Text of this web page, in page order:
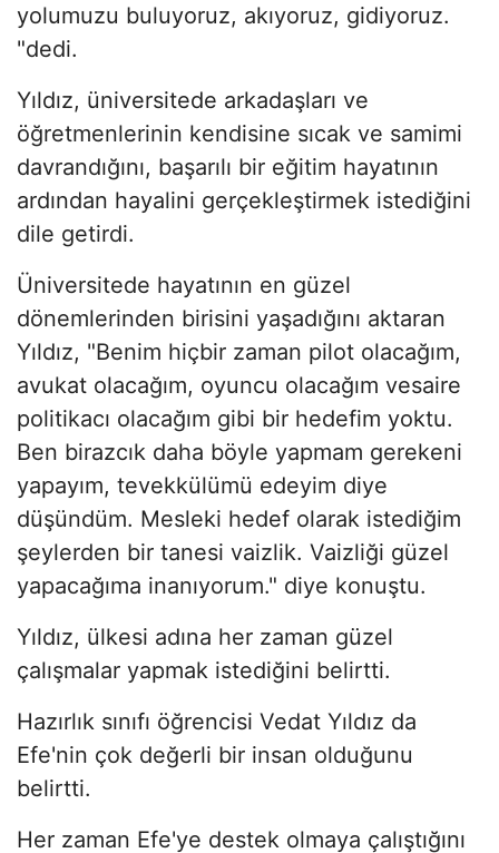
yolumuzu buluyoruz, akıyoruz, gidiyoruz.
"dedi.
Yıldız, üniversitede arkadaşları ve
öğretmenlerinin kendisine sıcak ve samimi
davrandığını, başarılı bir eğitim hayatının
ardından hayalini gerçekleştirmek istediğini
dile getirdi.
Üniversitede hayatının en güzel
dönemlerinden birisini yaşadığını aktaran
Yıldız, "Benim hiçbir zaman pilot olacağım,
avukat olacağım, oyuncu olacağım vesaire
politikacı olacağım gibi bir hedefim yoktu.
Ben birazcık daha böyle yapmam gerekeni
yapayım, tevekkülümü edeyim diye
düşündüm. Mesleki hedef olarak istediğim
şeylerden bir tanesi vaizlik. Vaizliği güzel
yapacağıma inanıyorum." diye konuştu.
Yıldız, ülkesi adına her zaman güzel
çalışmalar yapmak istediğini belirtti.
Hazırlık sınıfı öğrencisi Vedat Yıldız da
Efe'nin çok değerli bir insan olduğunu
belirtti.
Her zaman Efe'ye destek olmaya çalıştığını